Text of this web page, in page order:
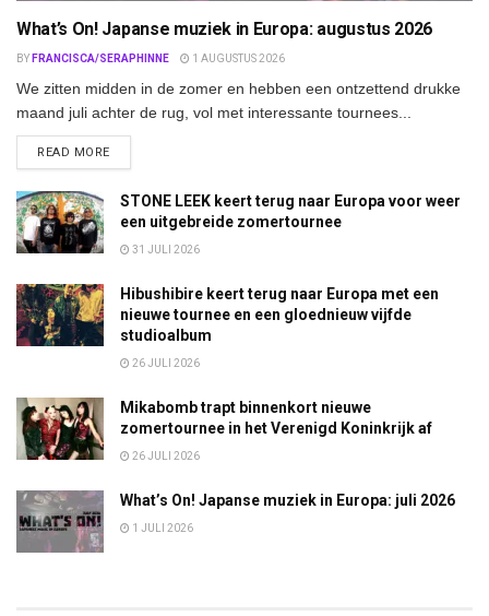
What’s On! Japanse muziek in Europa: augustus 2026
BY FRANCISCA/SERAPHINNE 1 AUGUSTUS 2026
We zitten midden in de zomer en hebben een ontzettend drukke
maand juli achter de rug, vol met interessante tournees...
READ MOREDETAILS
STONE LEEK keert terug naar Europa voor weer
een uitgebreide zomertournee
31 JULI 2026
Hibushibire keert terug naar Europa met een
nieuwe tournee en een gloednieuw vijfde
studioalbum
26 JULI 2026
Mikabomb trapt binnenkort nieuwe
zomertournee in het Verenigd Koninkrijk af
26 JULI 2026
What’s On! Japanse muziek in Europa: juli 2026
1 JULI 2026